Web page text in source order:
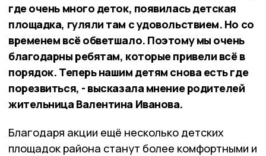
где очень много деток, появилась детская
площадка, гуляли там с удовольствием. Но со
временем всё обветшало. Поэтому мы очень
благодарны ребятам, которые привели всё в
порядок. Теперь нашим детям снова есть где
порезвиться, - высказала мнение родителей
жительница Валентина Иванова.
Благодаря акции ещё несколько детских
площадок района станут более комфортными и